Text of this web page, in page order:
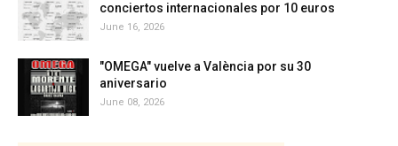
conciertos internacionales por 10 euros
June 16, 2026
"OMEGA" vuelve a València por su 30
aniversario
June 08, 2026